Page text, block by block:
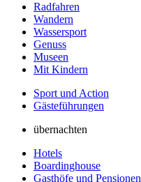
Radfahren
Wandern
Wassersport
Genuss
Museen
Mit Kindern
Sport und Action
Gästeführungen
übernachten
Hotels
Boardinghouse
Gasthöfe und Pensionen